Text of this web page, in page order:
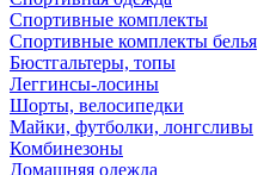
Спортивные комплекты
Спортивные комплекты белья
Бюстгальтеры, топы
Леггинсы-лосины
Шорты, велосипедки
Майки, футболки, лонгсливы
Комбинезоны
Домашняя одежда